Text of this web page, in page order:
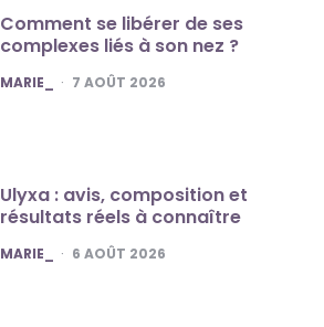
Comment se libérer de ses
complexes liés à son nez ?
POSTED
MARIE_ 7 AOÛT 2026
Ulyxa : avis, composition et
résultats réels à connaître
POSTED
MARIE_ 6 AOÛT 2026